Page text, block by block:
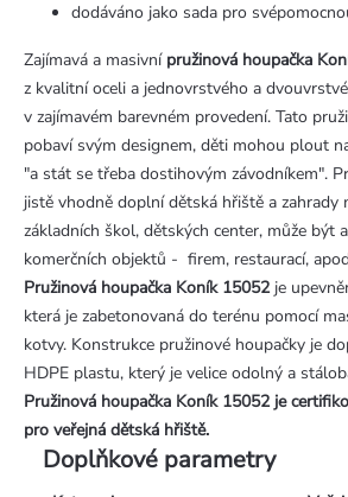
dodáváno jako sada pro
Zajímavá a masivní pružinová houpačka
z kvalitní oceli a jednovrstvého a
v zajímavém barevném provedení. Tato
pobaví svým designem, děti mohou plout
"a stát se třeba dostihovým závodníkem".
jistě vhodně doplní dětská hřiště a zahrady
základních škol, dětských center, může být
komerčních objektů - firem, restaurací,
Pružinová houpačka Koník 15052 je
která je zabetonovaná do terénu pomocí
kotvy. Konstrukce pružinové houpačky je
HDPE plastu, který je velice odolný a
Pružinová houpačka Koník 15052 je
pro veřejná dětská hřiště.
Doplňkové parametry